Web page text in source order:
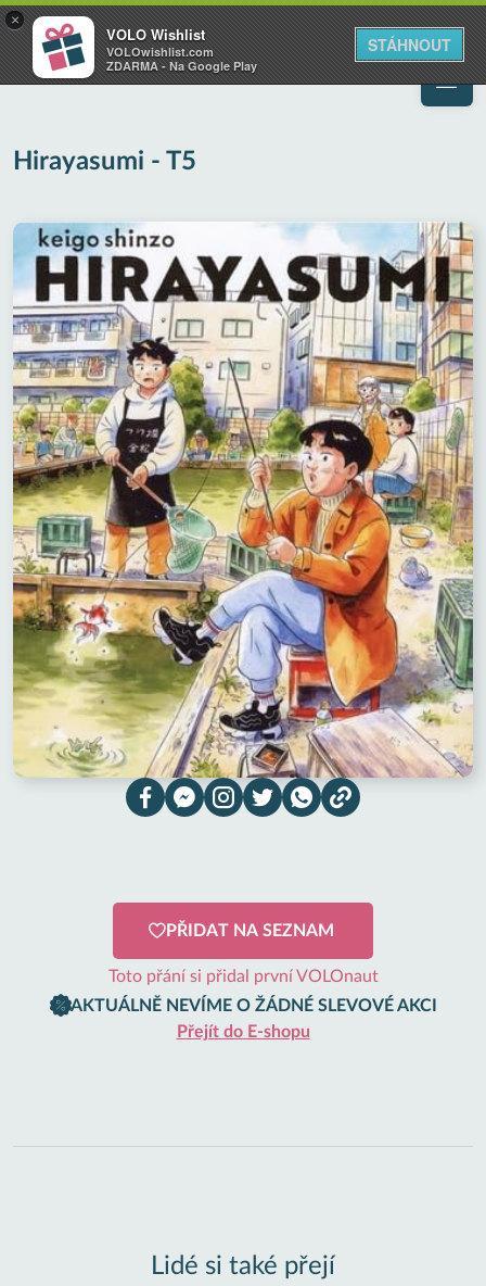
VOLO
Váš online wishlist
×
VOLO Wishlist
VOLOwishlist.com
ZDARMA - Na Google Play
STÁHNOUT
Hirayasumi - T5
PŘIDAT NA SEZNAM
Toto přání si přidal první VOLOnaut
AKTUÁLNĚ NEVÍME O ŽÁDNÉ SLEVOVÉ AKCI
Přejít do E-shopu
Lidé si také přejí